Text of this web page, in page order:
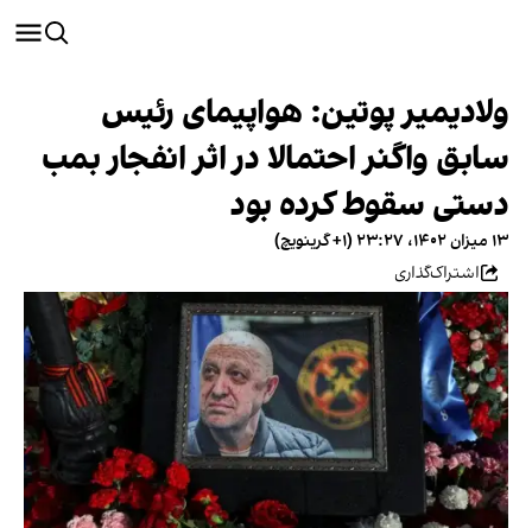
ولادیمیر پوتین: هواپیمای رئیس
سابق واگنر احتمالا در اثر انفجار بمب
دستی سقوط کرده بود
۱۳ میزان ۱۴۰۲، ۲۳:۲۷ (‎+۱ گرینویچ)
اشتراک‌گذاری